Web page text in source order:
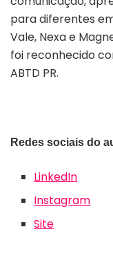
para diferentes
Vale, Nexa e
foi reconhecido
ABTD PR.
Redes sociais do
LinkedIn
Instagram
Site